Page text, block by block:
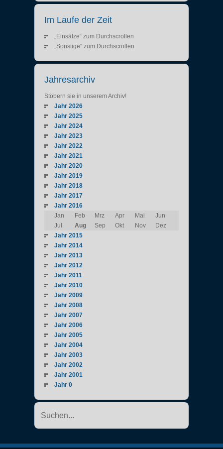
Im Laufe der Zeit
„Einsätze“ zum Durchscrollen
„Sonstige“ zum Durchscrollen
Jahresarchiv
Stöbern sie in unserem Archiv!
Jahr 2026
Jahr 2025
Jahr 2024
Jahr 2023
Jahr 2022
Jahr 2021
Jahr 2020
Jahr 2019
Jahr 2018
Jahr 2017
Jahr 2016
Jan
Feb Mrz Apr Mai
Jun
Jul
Aug Sep Okt Nov
Dez
Jahr 2015
Jahr 2014
Jahr 2013
Jahr 2012
Jahr 2011
Jahr 2010
Jahr 2009
Jahr 2008
Jahr 2007
Jahr 2006
Jahr 2005
Jahr 2004
Jahr 2003
Jahr 2002
Jahr 2001
Jahr 0